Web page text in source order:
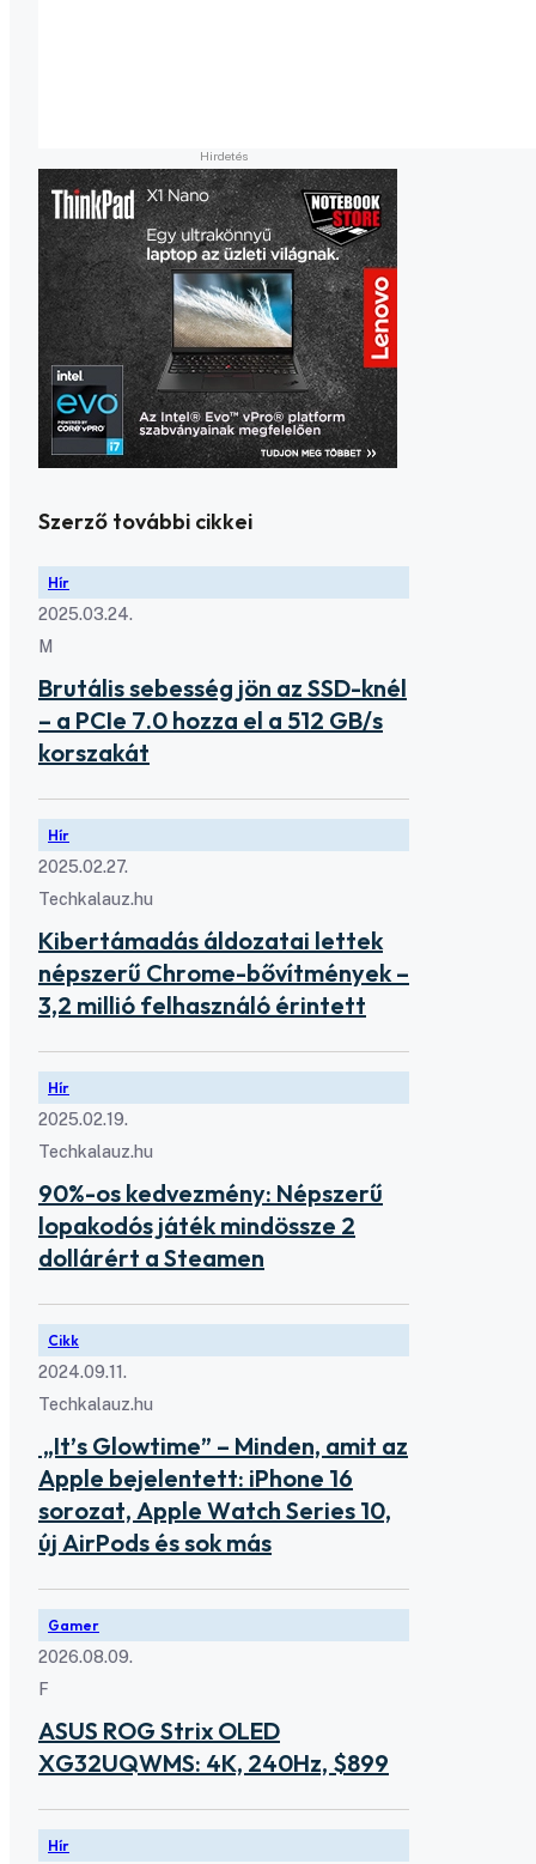
Szerző további cikkei
Hír
2025.03.24.
M
Brutális sebesség jön az SSD-knél
– a PCIe 7.0 hozza el a 512 GB/s
korszakát
Hír
2025.02.27.
Techkalauz.hu
Kibertámadás áldozatai lettek
népszerű Chrome-bővítmények –
3,2 millió felhasználó érintett
Hír
2025.02.19.
Techkalauz.hu
90%-os kedvezmény: Népszerű
lopakodós játék mindössze 2
dollárért a Steamen
Cikk
2024.09.11.
Techkalauz.hu
„It’s Glowtime” – Minden, amit az
Apple bejelentett: iPhone 16
sorozat, Apple Watch Series 10,
új AirPods és sok más
Gamer
2026.08.09.
F
ASUS ROG Strix OLED
XG32UQWMS: 4K, 240Hz, $899
Hír